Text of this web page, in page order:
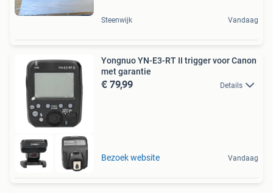
Steenwijk Vandaag
Yongnuo YN-E3-RT II trigger voor Canon
met garantie
€ 79,99 Details
Bezoek website Vandaag